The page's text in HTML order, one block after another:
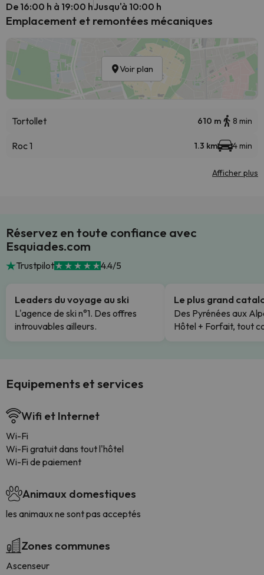
De 16:00 h à 19:00 hJusqu'à 10:00 h
Emplacement et remontées mécaniques
Voir plan
Tortollet 610 m 8 min
Roc 1 1.3 km 4 min
Afficher plus
Réservez en toute confiance avec
Esquiades.com
Trustpilot 4.4/5
Leaders du voyage au ski
L'agence de ski n°1. Des offres
introuvables ailleurs.
Le plus grand
Des Pyrénées aux
Hôtel + Forfait, tout
Equipements et services
Wifi et Internet
Wi-Fi
Wi-Fi gratuit dans tout l'hôtel
Wi-Fi de paiement
Animaux domestiques
les animaux ne sont pas acceptés
Zones communes
Ascenseur